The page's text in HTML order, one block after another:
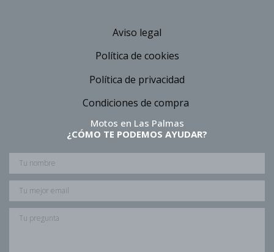
Aviso legal
Política de cookies
Política de privacidad
Condiciones de compra
Motos en Las Palmas
¿CÓMO TE PODEMOS AYUDAR?